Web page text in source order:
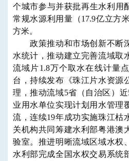
个城市参与并获批再生水利用
常规水源利用量（17.9亿立方
方米。
政策推动和市场创新不断
水统计，推动建立完善流域取
流域片1.8万个取水在线计量
台，持续发布《珠江片水资源
理，推动流域5省（自治区）
业用水单位实现计划用水管理
流，连续19年成功实施珠江枯
关机构共同筹建水利部粤港澳
验室。推进明晰流域区域水权
水利部完成全国水权交易系统